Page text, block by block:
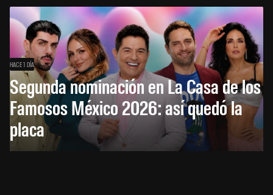
HACE 1 DÍA
Segunda nominación en La Casa de los
Famosos México 2026: así quedó la
placa